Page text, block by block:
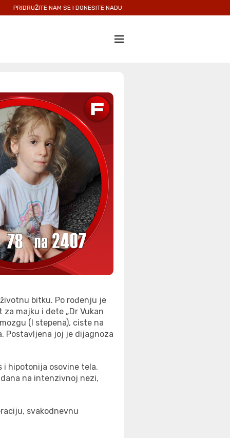
NAM SE I DONESITE NADU I LJUBAV ONIMA KOJIMA JE NAJPOTREBNIJA.
bitku. Po rođenju je
majku i dete „Dr Vukan
(I stepena), ciste na
Postavljena joj je dijagnoza
i hipotonija osovine tela.
na intenzivnoj nezi,
svakodnevnu